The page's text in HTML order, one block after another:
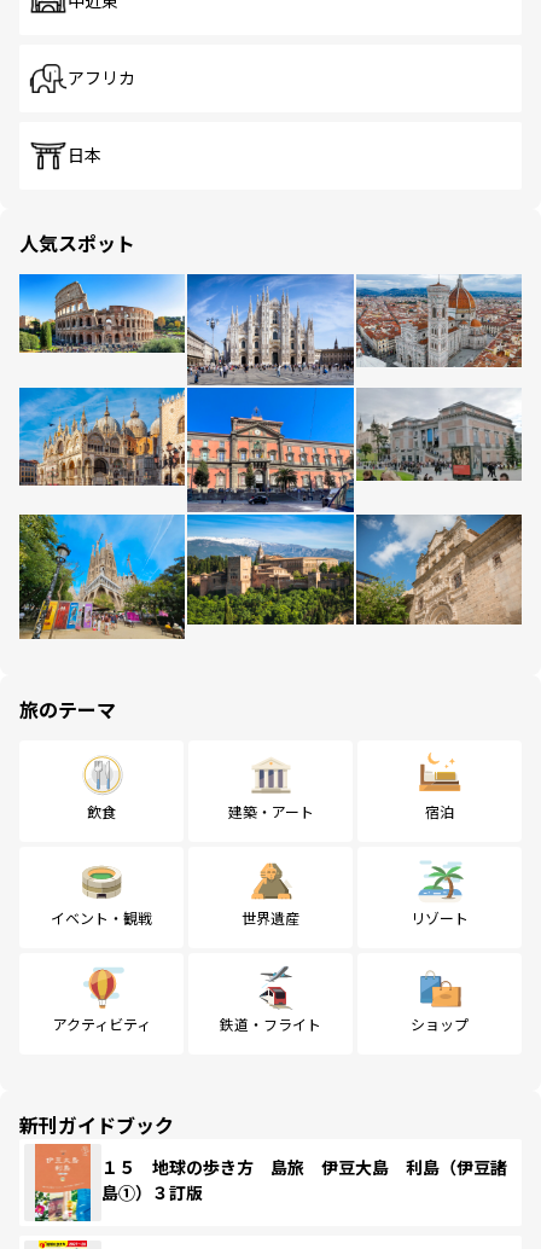
アフリカ
日本
人気スポット
旅のテーマ
飲食 建築・アート 宿泊
イベント・観戦 世界遺産 リゾート
アクティビティ 鉄道・フライト ショップ
新刊ガイドブック
１５ 地球の歩き方 島旅 伊豆大島 利島（伊豆諸
島①）３訂版